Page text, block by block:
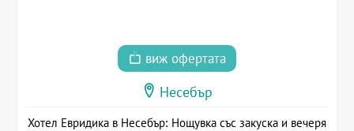
виж офертата
Несебър
Хотел Евридика в Несебър: Нощувка със закуска и вечеря